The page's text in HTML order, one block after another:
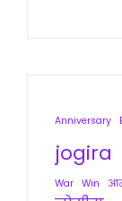
Anniversary
jogira
War Win